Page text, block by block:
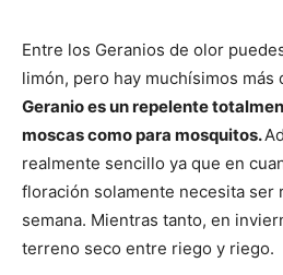
Entre los Geranios de olor
limón, pero hay muchísimos más
Geranio es un repelente
moscas como para mosquitos.
realmente sencillo ya que en
floración solamente necesita ser
semana. Mientras tanto, en
terreno seco entre riego y riego.